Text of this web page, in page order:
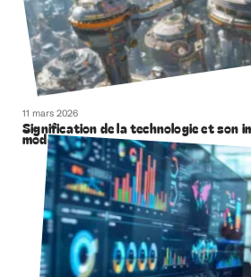
11 mars 2026
Signification de la technologie et son
moderne